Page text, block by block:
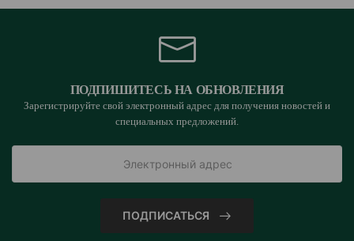
ПОДПИШИТЕСЬ НА ОБНОВЛЕНИЯ
Зарегистрируйте свой электронный адрес для получения новостей и
специальных предложений.
ПОДПИСАТЬСЯ